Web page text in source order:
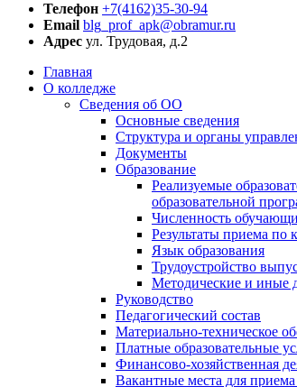
Телефон +7(4162)35-30-94
Email blg_prof_apk@obramur.ru
Адрес ул. Трудовая, д.2
Главная
О колледже
Сведения об ОО
Основные сведения
Структура и органы
Документы
Образование
Реализуемые
образовательной
Численность
Результаты приема по
Язык образования
Трудоустройство
Методические и иные
Руководство
Педагогический состав
Материально-техническое
Платные образовательные
Финансово-хозяйственная
Вакантные места для